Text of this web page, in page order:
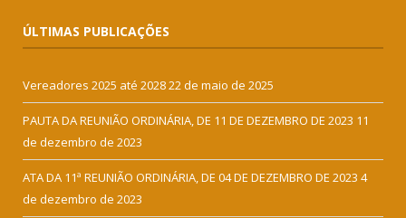
ÚLTIMAS PUBLICAÇÕES
Vereadores 2025 até 202822 de maio de 2025
PAUTA DA REUNIÃO ORDINÁRIA, DE 11 DE DEZEMBRO DE 2023 11
de dezembro de 2023
ATA DA 11ª REUNIÃO ORDINÁRIA, DE 04 DE DEZEMBRO DE 2023 4
de dezembro de 2023